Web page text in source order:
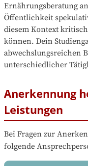
Ernährungsberatung
Öffentlichkeit
diesem Kontext
können. Dein
abwechslungsreichen
unterschiedlicher
Anerkennung
Leistungen
Bei Fragen zur
folgende